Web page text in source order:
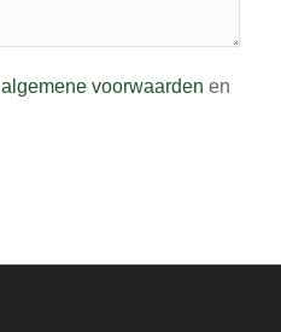
algemene voorwaarden en